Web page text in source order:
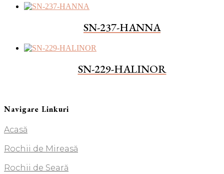
SN-237-HANNA
SN-229-HALINOR
Navigare Linkuri
Acasă
Rochii de Mireasă
Rochii de Seară